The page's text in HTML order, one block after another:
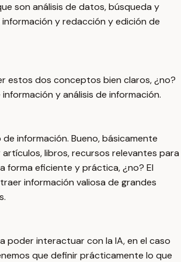
son análisis de datos, búsqueda y
y redacción y edición de
estos dos conceptos bien claros, ¿no?
y análisis de información.
información. Bueno, básicamente
libros, recursos relevantes para
forma eficiente y práctica, ¿no? El
información valiosa de grandes
poder interactuar con la IA, en el caso
que definir prácticamente lo que